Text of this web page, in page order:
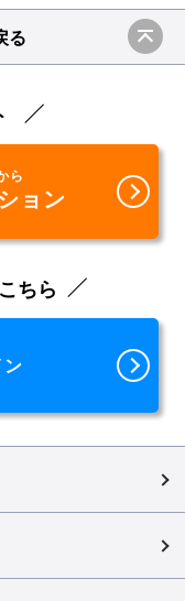
ら
ョン
ちら
る